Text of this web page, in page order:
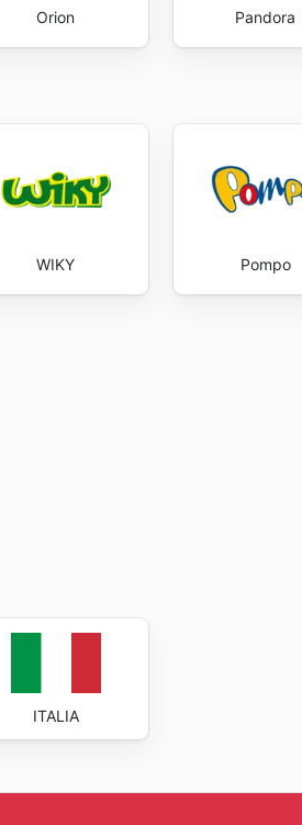
Orion Pandora
WIKY Pompo
ITALIA